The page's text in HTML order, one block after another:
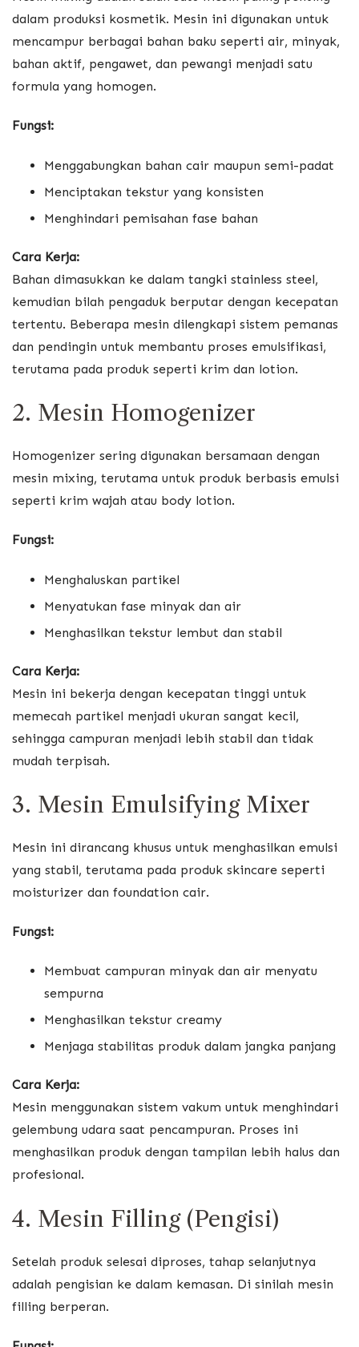
dalam produksi kosmetik. Mesin ini digunakan untuk
mencampur berbagai bahan baku seperti air, minyak,
bahan aktif, pengawet, dan pewangi menjadi satu
formula yang homogen.
Fungsi:
Menggabungkan bahan cair maupun semi-padat
Menciptakan tekstur yang konsisten
Menghindari pemisahan fase bahan
Cara Kerja:
Bahan dimasukkan ke dalam tangki stainless steel,
kemudian bilah pengaduk berputar dengan kecepatan
tertentu. Beberapa mesin dilengkapi sistem pemanas
dan pendingin untuk membantu proses emulsifikasi,
terutama pada produk seperti krim dan lotion.
2. Mesin Homogenizer
Homogenizer sering digunakan bersamaan dengan
mesin mixing, terutama untuk produk berbasis emulsi
seperti krim wajah atau body lotion.
Fungsi:
Menghaluskan partikel
Menyatukan fase minyak dan air
Menghasilkan tekstur lembut dan stabil
Cara Kerja:
Mesin ini bekerja dengan kecepatan tinggi untuk
memecah partikel menjadi ukuran sangat kecil,
sehingga campuran menjadi lebih stabil dan tidak
mudah terpisah.
3. Mesin Emulsifying Mixer
Mesin ini dirancang khusus untuk menghasilkan emulsi
yang stabil, terutama pada produk skincare seperti
moisturizer dan foundation cair.
Fungsi:
Membuat campuran minyak dan air menyatu
sempurna
Menghasilkan tekstur creamy
Menjaga stabilitas produk dalam jangka panjang
Cara Kerja:
Mesin menggunakan sistem vakum untuk menghindari
gelembung udara saat pencampuran. Proses ini
menghasilkan produk dengan tampilan lebih halus dan
profesional.
4. Mesin Filling (Pengisi)
Setelah produk selesai diproses, tahap selanjutnya
adalah pengisian ke dalam kemasan. Di sinilah mesin
filling berperan.